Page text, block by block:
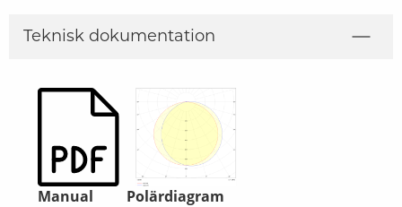
Teknisk dokumentation
Manual Polärdiagram